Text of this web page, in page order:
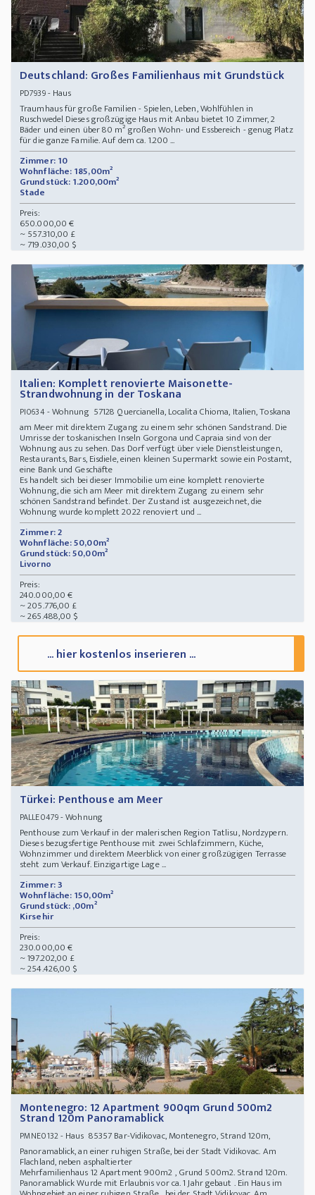
Deutschland: Großes Familienhaus mit Grundstück
PD7939- Haus
Traumhaus für große Familien - Spielen, Leben, Wohlfühlen in
Ruschwedel Dieses großzügige Haus mit Anbau bietet 10 Zimmer, 2
Bäder und einen über 80 m² großen Wohn- und Essbereich - genug Platz
für die ganze Familie. Auf dem ca. 1.200 ...
Zimmer: 10
Wohnfläche: 185,00m²
Grundstück: 1.200,00m²
Stade
Preis:
650.000,00 €
~ 557.310,00 £
~ 719.030,00 $
Italien: Komplett renovierte Maisonette-
Strandwohnung in der Toskana
PI0634- Wohnung 57128 Quercianella, Localita Chioma, Italien, Toskana
am Meer mit direktem Zugang zu einem sehr schönen Sandstrand. Die
Umrisse der toskanischen Inseln Gorgona und Capraia sind von der
Wohnung aus zu sehen. Das Dorf verfügt über viele Dienstleistungen,
Restaurants, Bars, Eisdiele, einen kleinen Supermarkt sowie ein Postamt,
eine Bank und Geschäfte
Es handelt sich bei dieser Immobilie um eine komplett renovierte
Wohnung, die sich am Meer mit direktem Zugang zu einem sehr
schönen Sandstrand befindet. Der Zustand ist ausgezeichnet, die
Wohnung wurde komplett 2022 renoviert und ...
Zimmer: 2
Wohnfläche: 50,00m²
Grundstück: 50,00m²
Livorno
Preis:
240.000,00 €
~ 205.776,00 £
~ 265.488,00 $
... hier kostenlos inserieren ...
Türkei: Penthouse am Meer
PALLE0479- Wohnung
Penthouse zum Verkauf in der malerischen Region Tatlisu, Nordzypern.
Dieses bezugsfertige Penthouse mit zwei Schlafzimmern, Küche,
Wohnzimmer und direktem Meerblick von einer großzügigen Terrasse
steht zum Verkauf. Einzigartige Lage ...
Zimmer: 3
Wohnfläche: 150,00m²
Grundstück: ,00m²
Kirsehir
Preis:
230.000,00 €
~ 197.202,00 £
~ 254.426,00 $
Montenegro: 12 Apartment 900qm Grund 500m2
Strand 120m Panoramablick
PMNE0132- Haus 85357 Bar-Vidikovac, Montenegro, Strand 120m,
Panoramablick, an einer ruhigen Straße, bei der Stadt Vidikovac. Am
Flachland, neben asphaltierter
Mehrfamilienhaus 12 Apartment 900m2 , Grund 500m2. Strand 120m.
Panoramablick Wurde mit Erlaubnis vor ca. 1 Jahr gebaut . Ein Haus im